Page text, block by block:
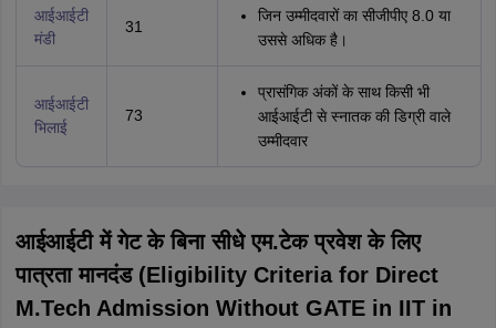
आईआईटी
मंडी
31
जिन उम्मीदवारों का सीजीपीए 8.0 या
उससे अधिक है।
आईआईटी
भिलाई
73
प्रासंगिक अंकों के साथ किसी भी
आईआईटी से स्नातक की डिग्री वाले
उम्मीदवार
आईआईटी में गेट के बिना सीधे एम.टेक प्रवेश के लिए
पात्रता मानदंड (Eligibility Criteria for Direct
M.Tech Admission Without GATE in IIT in